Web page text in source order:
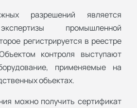
разрешений является
промышленной
регистрируется в реестре
контроля выступают
применяемые на
объектах.
можно получить сертификат